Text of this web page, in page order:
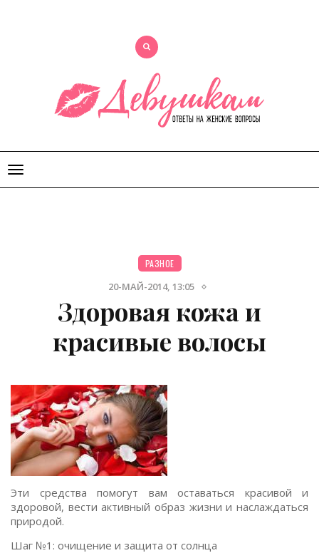
Открыть
меню
РАЗНОЕ
20-МАЙ-2014, 13:05
Здоровая кожа и
красивые волосы
Эти средства помогут вам оставаться красивой и
здоровой, вести активный образ жизни и наслаждаться
природой.
Шаг №1: очищение и защита от солнца